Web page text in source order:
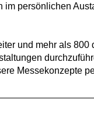
im persönlichen
und mehr als
Messekonzepte